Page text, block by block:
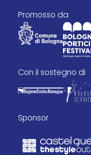
promosso da
con il sostegno di
Sponsor